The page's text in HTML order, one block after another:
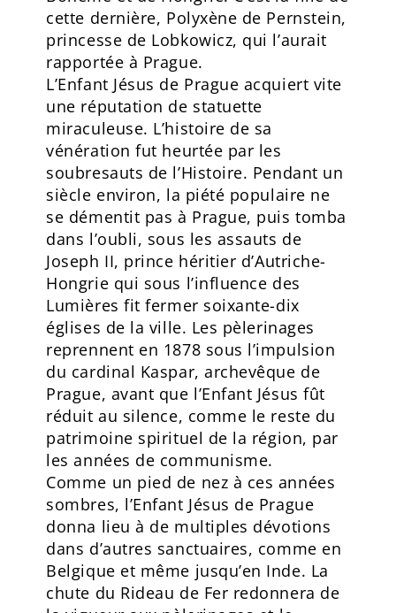
cette dernière, Polyxène de Pernstein,
princesse de Lobkowicz, qui l’aurait
rapportée à Prague.
L’Enfant Jésus de Prague acquiert vite
une réputation de statuette
miraculeuse. L’histoire de sa
vénération fut heurtée par les
soubresauts de l’Histoire. Pendant un
siècle environ, la piété populaire ne
se démentit pas à Prague, puis tomba
dans l’oubli, sous les assauts de
Joseph II, prince héritier d’Autriche-
Hongrie qui sous l’influence des
Lumières fit fermer soixante-dix
églises de la ville. Les pèlerinages
reprennent en 1878 sous l’impulsion
du cardinal Kaspar, archevêque de
Prague, avant que l’Enfant Jésus fût
réduit au silence, comme le reste du
patrimoine spirituel de la région, par
les années de communisme.
Comme un pied de nez à ces années
sombres, l’Enfant Jésus de Prague
donna lieu à de multiples dévotions
dans d’autres sanctuaires, comme en
Belgique et même jusqu’en Inde. La
chute du Rideau de Fer redonnera de